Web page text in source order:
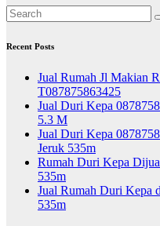
Recent Posts
Jual Rumah Jl Makian
T087875863425
Jual Duri Kepa
5.3 M
Jual Duri Kepa
Jeruk 535m
Rumah Duri Kepa
535m
Jual Rumah Duri Kepa
535m